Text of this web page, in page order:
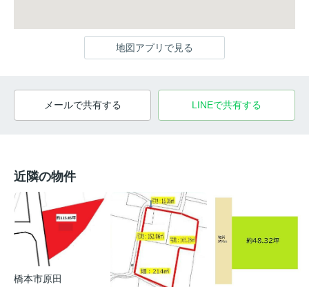
地図アプリで見る
メールで共有する LINEで共有する
近隣の物件
橋本市原田